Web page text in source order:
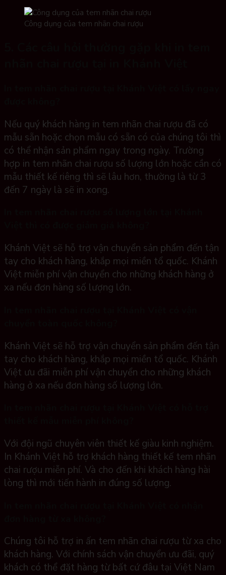
Công dụng của tem nhãn chai rượu
Nếu quý khách hàng in tem nhãn chai rượu đã có
mẫu sẵn hoặc chọn mẫu có sẵn có của chúng tôi thì
có thể nhận sản phẩm ngay trong ngày. Trường
hợp in tem nhãn chai rượu số lượng lớn hoặc cần có
mẫu thiết kế riêng thì sẽ lâu hơn, thường là từ 3
đến 7 ngày là sẽ in xong.
Khánh Việt sẽ hỗ trợ vận chuyển sản phẩm đến tận
tay cho khách hàng, khắp mọi miền tổ quốc. Khánh
Việt miễn phí vận chuyển cho những khách hàng ở
xa nếu đơn hàng số lượng lớn.
Khánh Việt sẽ hỗ trợ vận chuyển sản phẩm đến tận
tay cho khách hàng, khắp mọi miền tổ quốc. Khánh
Việt ưu đãi miễn phí vận chuyển cho những khách
hàng ở xa nếu đơn hàng số lượng lớn.
Với đội ngũ chuyên viên thiết kế giàu kinh nghiệm.
In Khánh Việt hỗ trợ khách hàng thiết kế tem nhãn
chai rượu miễn phí. Và cho đến khi khách hàng hài
lòng thì mới tiến hành in đúng số lượng.
Chúng tôi hỗ trợ in ấn tem nhãn chai rượu từ xa cho
khách hàng. Với chính sách vận chuyển ưu đãi, quý
khách có thể đặt hàng từ bất cứ đâu tại Việt Nam